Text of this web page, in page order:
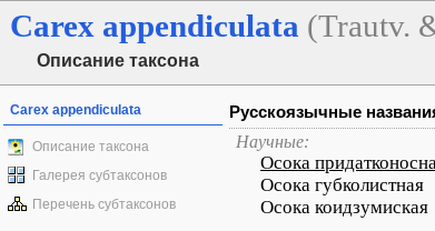
Carex appendiculata (Trautv.
Описание таксона
Carex appendiculata
Описание таксона
Галерея субтаксонов
Перечень субтаксонов
Русскоязычные
Научные:
Осока
Осока губколистная
Осока коидзумиская